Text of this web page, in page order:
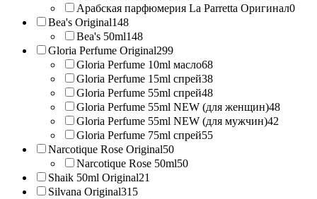
Арабская парфюмерия La Parretta Оригинал0
Bea's Original148
Bea's 50ml148
Gloria Perfume Original299
Gloria Perfume 10ml масло68
Gloria Perfume 15ml спрей38
Gloria Perfume 55ml спрей48
Gloria Perfume 55ml NEW (для женщин)48
Gloria Perfume 55ml NEW (для мужчин)42
Gloria Perfume 75ml спрей55
Narcotique Rose Original50
Narcotique Rose 50ml50
Shaik 50ml Original21
Silvana Original315